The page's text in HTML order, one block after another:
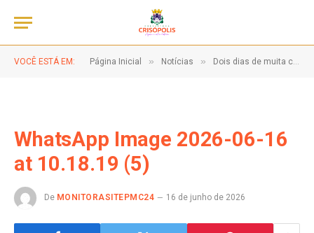
VOCÊ ESTÁ EM: Página Inicial » Notícias » Dois dias de muita cultura, tradição e alegria!
WhatsApp Image 2026-06-16
at 10.18.19 (5)
De MONITORASITEPMC24 16 de junho de 2026